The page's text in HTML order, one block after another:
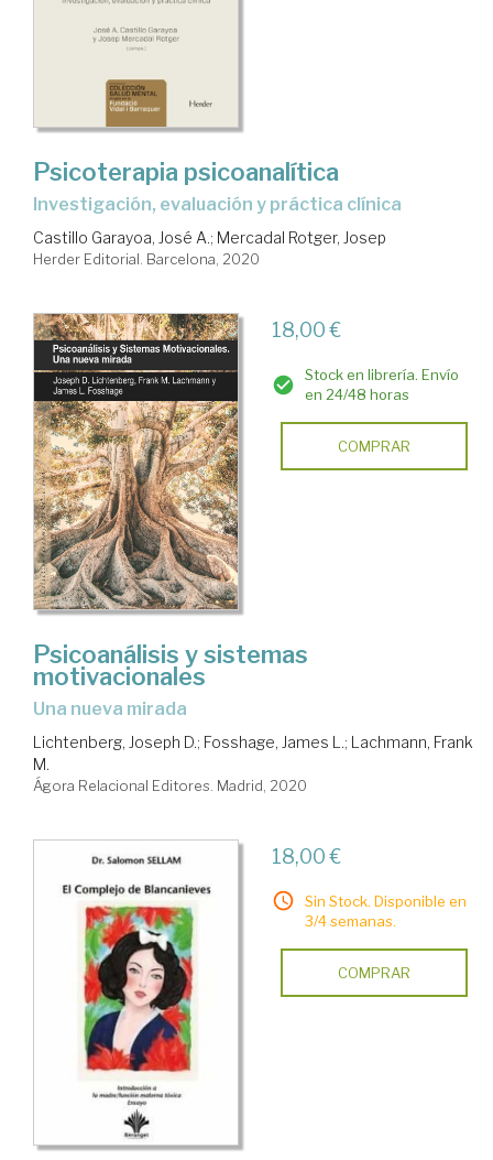
Psicoterapia psicoanalítica
Investigación, evaluación y práctica clínica
Castillo Garayoa, José A.; Mercadal Rotger, Josep
Herder Editorial. Barcelona, 2020
18,00 €
Stock en librería. Envío
en 24/48 horas
COMPRAR
Psicoanálisis y sistemas
motivacionales
una nueva mirada
Lichtenberg, Joseph D.; Fosshage, James L.; Lachmann, Frank
M.
Ágora Relacional Editores. Madrid, 2020
18,00 €
Sin Stock. Disponible en
3/4 semanas.
COMPRAR